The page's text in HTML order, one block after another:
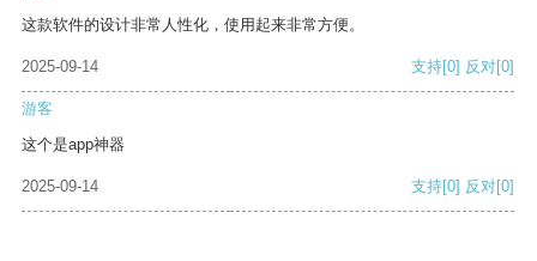
这款软件的设计非常人性化，使用起来非常方便。
2025-09-14 支持[0] 反对[0]
游客
这个是app神器
2025-09-14 支持[0] 反对[0]